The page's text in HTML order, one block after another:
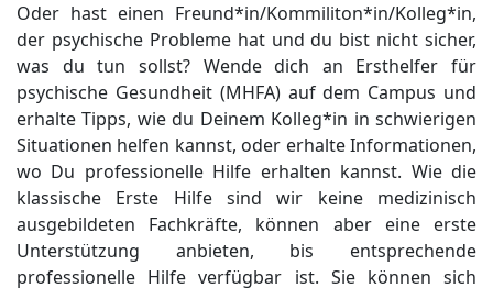
Oder hast einen Freund*in/Kommiliton*in/Kolleg*in,
der psychische Probleme hat und du bist nicht sicher,
was du tun sollst? Wende dich an Ersthelfer für
psychische Gesundheit (MHFA) auf dem Campus und
erhalte Tipps, wie du Deinem Kolleg*in in schwierigen
Situationen helfen kannst, oder erhalte Informationen,
wo Du professionelle Hilfe erhalten kannst. Wie die
klassische Erste Hilfe sind wir keine medizinisch
ausgebildeten Fachkräfte, können aber eine erste
Unterstützung anbieten, bis entsprechende
professionelle Hilfe verfügbar ist. Sie können sich